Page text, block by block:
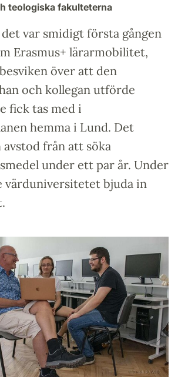
teologiska fakulteterna
var smidigt första gången
Erasmus+ lärarmobilitet,
över att den
och kollegan utförde
fick tas med i
hemma i Lund. Det
från att söka
under ett par år. Under
värduniversitetet bjuda in